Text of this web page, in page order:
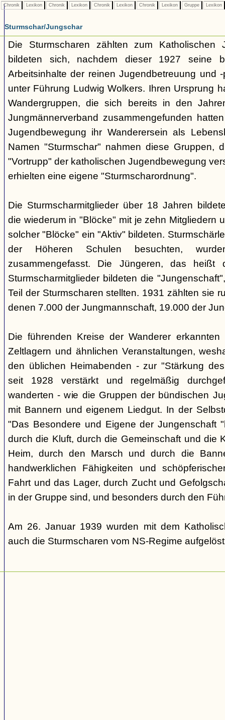
Chronik Lexikon Chronik Lexikon Chronik Lexikon Chronik Lexikon Gruppe Lexikon
Sturmschar/Jungschar
Die Sturmscharen zählten zum Katholischen
bildeten sich, nachdem dieser 1927 seine
Arbeitsinhalte der reinen Jugendbetreuung und
unter Führung Ludwig Wolkers. Ihren Ursprung
Wandergruppen, die sich bereits in den
Jungmännerverband zusammengefunden
Jugendbewegung ihr Wanderersein als
Namen "Sturmschar" nahmen diese Gruppen,
"Vortrupp" der katholischen Jugendbewegung
erhielten eine eigene "Sturmscharordnung".
Die Sturmscharmitglieder über 18 Jahren
die wiederum in "Blöcke" mit je zehn Mitgliedern
solcher "Blöcke" ein "Aktiv" bildeten.
der Höheren Schulen besuchten,
zusammengefasst. Die Jüngeren, das heißt
Sturmscharmitglieder bildeten die
Teil der Sturmscharen stellten. 1931 zählten sie
denen 7.000 der Jungmannschaft, 19.000 der
Die führenden Kreise der Wanderer
Zeltlagern und ähnlichen Veranstaltungen,
den üblichen Heimabenden - zur "Stärkung
seit 1928 verstärkt und regelmäßig
wanderten - wie die Gruppen der bündischen
mit Bannern und eigenem Liedgut. In der
"Das Besondere und Eigene der Jungenschaft
durch die Kluft, durch die Gemeinschaft und die
Heim, durch den Marsch und durch die
handwerklichen Fähigkeiten und
Fahrt und das Lager, durch Zucht und
in der Gruppe sind, und besonders durch den
Am 26. Januar 1939 wurden mit dem
auch die Sturmscharen vom NS-Regime